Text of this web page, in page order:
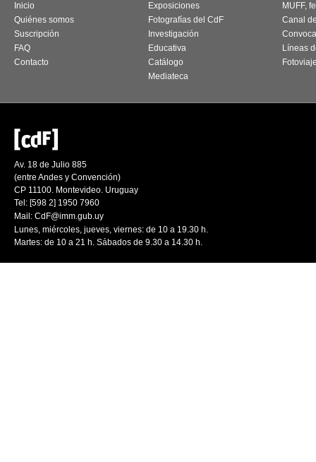
Inicio
Quiénes somos
Suscripción
FAQ
Contacto
Exposiciones
Fotografías del CdF
Investigación
Educativa
Catálogo
Mediateca
MUFF,
Canal
Líneas
Av. 18 de Julio 885
(entre Andes y Convención)
CP 11100. Montevideo. Uruguay
Tel: [598 2] 1950 7960
Mail: CdF@imm.gub.uy
Lunes, miércoles, jueves, viernes: de 10 a 19.30 h.
Martes: de 10 a 21 h. Sábados de 9.30 a 14.30 h.